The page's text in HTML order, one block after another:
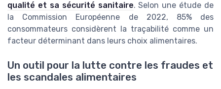
qualité et sa sécurité sanitaire. Selon une étude de
la Commission Européenne de 2022, 85% des
consommateurs considèrent la traçabilité comme un
facteur déterminant dans leurs choix alimentaires.
Un outil pour la lutte contre les fraudes et
les scandales alimentaires